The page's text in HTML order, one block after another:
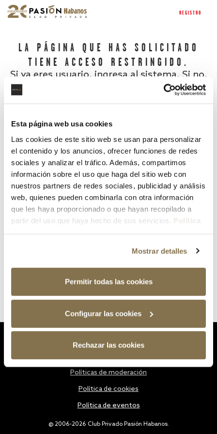
Esta página web usa cookies
Las cookies de este sitio web se usan para personalizar
el contenido y los anuncios, ofrecer funciones de redes
sociales y analizar el tráfico. Además, compartimos
información sobre el uso que haga del sitio web con
nuestros partners de redes sociales, publicidad y análisis
web, quienes pueden combinarla con otra información
que les haya proporcionado o que hayan recopilado a
partir del uso que haya hecho de sus servicios. Política
Mostrar detalles
Permitir todas las cookies
Configurar las cookies
Rechazar las cookies
REGISTRO
LA PÁGINA QUE HAS SOLICITADO
TIENE ACCESO RESTRINGIDO.
Si ya eres usuario, ingresa al sistema. Si no,
¿Has olvidado tu contraseña?
@ 2006-2026 Club Privado Pasión Habanos.
Políticas de moderación
Política de cookies
Política de eventos